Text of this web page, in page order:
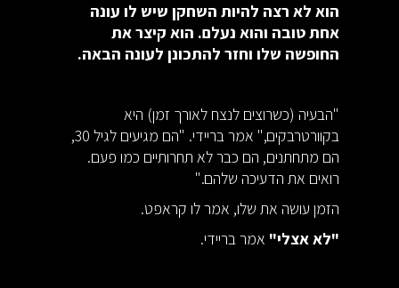
הוא לא רצה להיות השחקן שיש לו עונה
אחת טובה והוא נעלם. הוא קיצר את
החופשה שלו וחזר להתכונן לעונה הבאה.
"הבעיה (כשרוצים לנצח לאורך זמן) היא
בקוורטרבקים," אמר בריידי. "הם מגיעים לגיל 30,
הם מתחתנים, הם כבר לא תחרותיים כמו פעם.
רואים את הדעיכה שלהם."
הזמן עושה את שלו, אמר לו קראפט.
"לא אצלי" אמר בריידי.